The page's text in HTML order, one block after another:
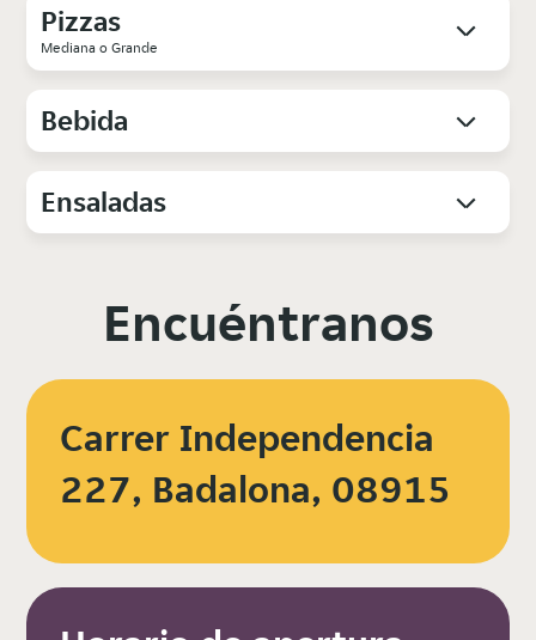
Pizzas
Mediana o Grande
Bebida
Ensaladas
Encuéntranos
Carrer Independencia
227, Badalona, 08915